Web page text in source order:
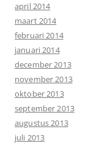
april 2014
maart 2014
februari 2014
januari 2014
december 2013
november 2013
oktober 2013
september 2013
augustus 2013
juli 2013